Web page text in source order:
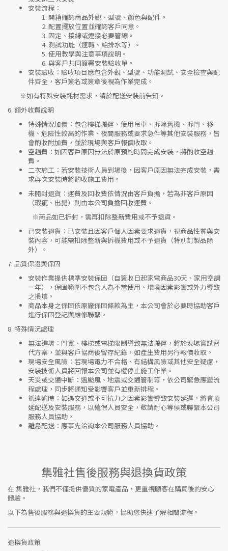
安裝流程 ：
開箱確認商品外觀、型號、顏色與配件。
配置擺放位置並確認客戶同意。
固定、接線或連接必要管線。
測試功能（運轉、給排水等）。
使用教學與注意事項說明。
與客戶共同簽署安裝驗收單。
安裝驗收 ：驗收項目應包含外觀、型號、功能測試、安全檢查與配
件齊全，客戶簽名或簽章後視為作業完成。
※如有特殊安裝耗材需求，請於配送安裝前告知。
6. 額外收費說明
特殊情況加價 ：包含樓梯搬運、使用吊車、拆除舊機、拆門、移
機、危險性較高的作業、夜間服務或要求急件等其他安裝服務，皆
會酌收附加費，並於現場與客戶報價收取。
空趟費 ：如因客戶原因無法於原預約時間完成安裝，將酌收空趟
費。
二次施工 ：若安裝技術人員到場後，因客戶原因無法完成安裝，需
求再次安裝時將酌收施工費用。
未開封退貨 ：運費及回收費依情況由客戶負擔，若為非客戶原因
（瑕疵、出錯）則由本公司負擔回收運費。
※商品如已拆封，需再扣除整新費用或不予退貨。
已安裝退貨 ：已安裝且因客戶個人因素要求退貨，視商品性質與安
裝內容，可能需扣除整新與拆機費用或不予退貨（特別訂製品除
外）。
7. 品質保證與保固
安裝作業提供標準安裝保固（自簽收日起家電商品30天、家用空調
一年），保固範圍不包含人為不當使用、環境因素影響或外力導致
之損壞。
商品本身之保固依原廠保固條款為主，本公司會於必要時協助客戶
進行保固登記與維修聯繫。
8. 特殊情況處理
無法進場 ：門寬、樓梯或電梯限制導致無法搬運，將於現場嘗試替
代方案，並與客戶協商後留存紀錄，如產生費用另行報價收取。
現場安全風險 ： 若現場電力不合格、有結構風險或其他安全疑慮，
安裝技術人員將回報本公司並有權停止施工作業。
天災或交通中斷 ：遇颱風、地震或交通管制等，依公司緊急應變流
程處理，同步將通知受影響客戶並重新排程。
抵達逾時 ：如遇交通或不可抗力之因素影響導致安裝延遲，將會順
延配送及安裝服務，以確保人員安全，敬請耐心等候或聯繫本公司
服務人員協助。
離島配送 ：應事先洽詢本公司服務人員協助。
集雅社售後服務與退換貨政策
在集雅社 ，我們不僅提供優質的家電產品，更重視顧客在購買後的安心
體驗。
以下為售後服務與退換貨的主要規範，協助您快速了解相關流程。
退換貨政策